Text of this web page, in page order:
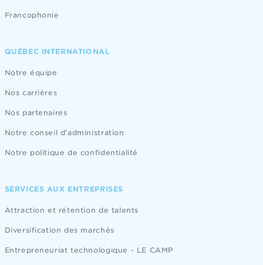
Francophonie
QUÉBEC INTERNATIONAL
Notre équipe
Nos carrières
Nos partenaires
Notre conseil d'administration
Notre politique de confidentialité
SERVICES AUX ENTREPRISES
Attraction et rétention de talents
Diversification des marchés
Entrepreneuriat technologique - LE CAMP